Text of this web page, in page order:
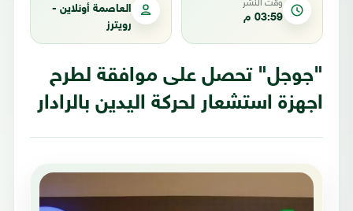
03:59 م
العاصمة أونلاين -
رويترز
"جوجل" تحصل على موافقة لطرح
اجهزة استشعار لحركة اليدين بالرادار